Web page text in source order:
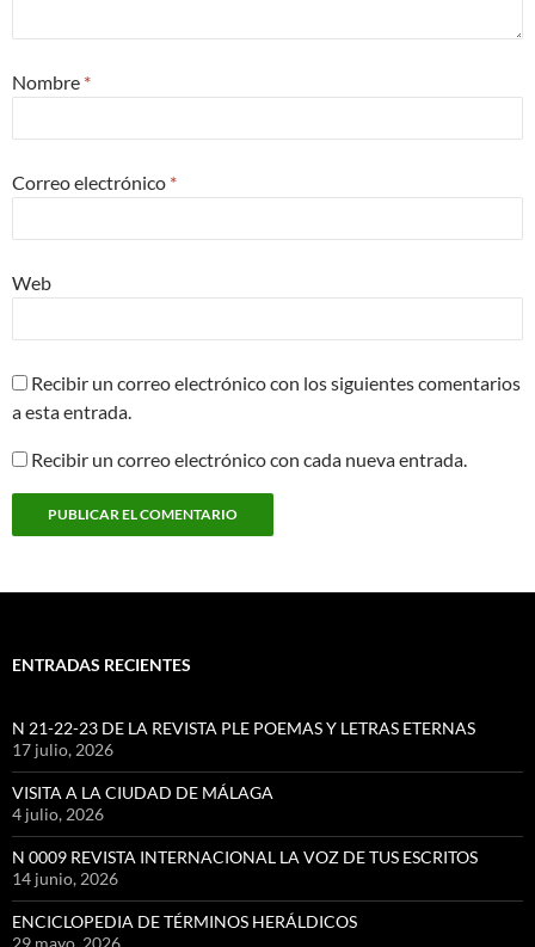
Nombre *
Correo electrónico *
Web
Recibir un correo electrónico con los siguientes comentarios
a esta entrada.
Recibir un correo electrónico con cada nueva entrada.
ENTRADAS RECIENTES
N 21-22-23 DE LA REVISTA PLE POEMAS Y LETRAS ETERNAS
17 julio, 2026
VISITA A LA CIUDAD DE MÁLAGA
4 julio, 2026
N 0009 REVISTA INTERNACIONAL LA VOZ DE TUS ESCRITOS
14 junio, 2026
ENCICLOPEDIA DE TÉRMINOS HERÁLDICOS